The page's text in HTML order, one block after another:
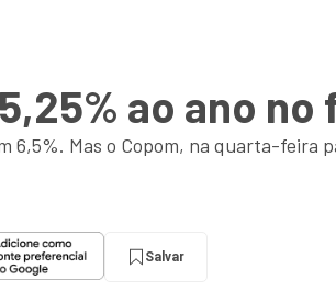
ao ano no
6,5%. Mas o Copom, na quarta-feira
Salvar